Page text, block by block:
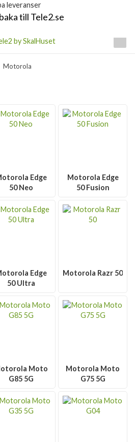
leveranser
till Tele2.se
Motorola
Edge
50 Neo
Motorola Edge
50 Fusion
Edge
50 Ultra
Motorola Razr 50
Moto
G85 5G
Motorola Moto
G75 5G